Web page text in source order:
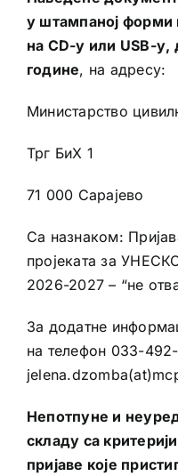
у штампаној форми
на CD-у или USB-
године, на адресу:
Министарство
Трг БиХ 1
71 000 Сарајево
Са назнаком:
пројеката за
2026-2027 – “не
За додатне
на телефон 033-
Непотпуне и
складу са
пријаве које